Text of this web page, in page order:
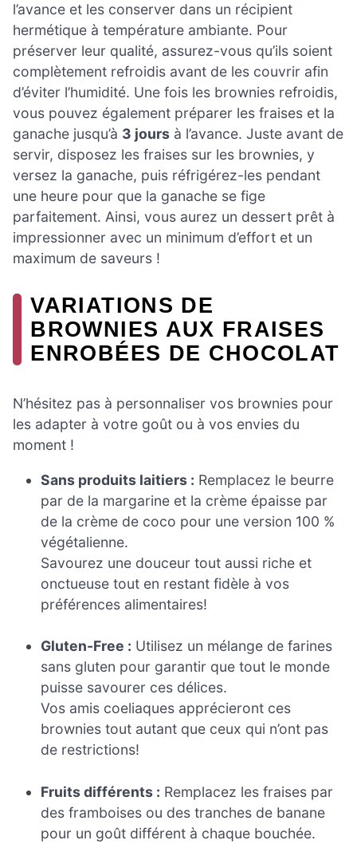
l’avance et les conserver dans un récipient
hermétique à température ambiante. Pour
préserver leur qualité, assurez-vous qu’ils soient
complètement refroidis avant de les couvrir afin
d’éviter l’humidité. Une fois les brownies refroidis,
vous pouvez également préparer les fraises et la
ganache jusqu’à 3 jours à l’avance. Juste avant de
servir, disposez les fraises sur les brownies, y
versez la ganache, puis réfrigérez-les pendant
une heure pour que la ganache se fige
parfaitement. Ainsi, vous aurez un dessert prêt à
impressionner avec un minimum d’effort et un
maximum de saveurs !
VARIATIONS DE
BROWNIES AUX FRAISES
ENROBÉES DE CHOCOLAT
N’hésitez pas à personnaliser vos brownies pour
les adapter à votre goût ou à vos envies du
moment !
Sans produits laitiers : Remplacez le beurre
par de la margarine et la crème épaisse par
de la crème de coco pour une version 100 %
végétalienne.
Savourez une douceur tout aussi riche et
onctueuse tout en restant fidèle à vos
préférences alimentaires!
Gluten-Free : Utilisez un mélange de farines
sans gluten pour garantir que tout le monde
puisse savourer ces délices.
Vos amis coeliaques apprécieront ces
brownies tout autant que ceux qui n’ont pas
de restrictions!
Fruits différents : Remplacez les fraises par
des framboises ou des tranches de banane
pour un goût différent à chaque bouchée.